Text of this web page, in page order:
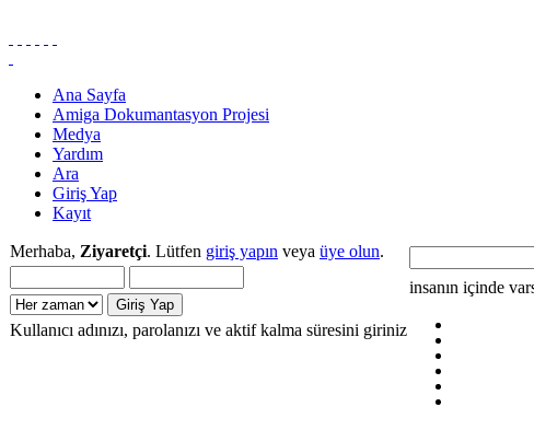
Ana Sayfa
Amiga Dokumantasyon Projesi
Medya
Yardım
Ara
Giriş Yap
Kayıt
Merhaba, Ziyaretçi. Lütfen giriş yapın veya üye olun.
Kullanıcı adınızı, parolanızı ve aktif kalma süresini giriniz
insanın içinde